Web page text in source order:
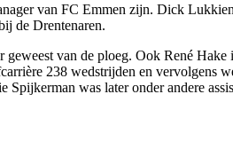
van FC Emmen zijn. Dick
de Drentenaren.
van de ploeg. Ook René
238 wedstrijden en vervolgens
was later onder andere